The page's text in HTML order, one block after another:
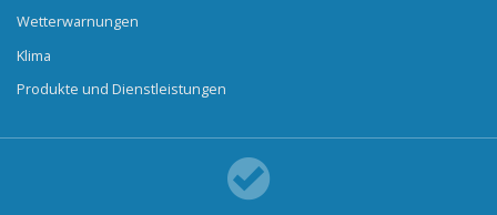
Wetterwarnungen
Klima
Produkte und Dienstleistungen